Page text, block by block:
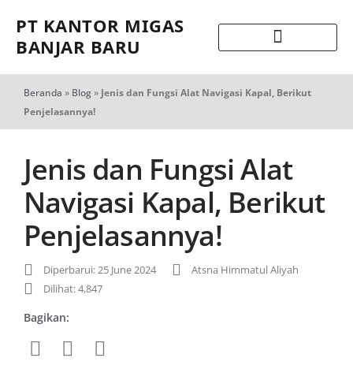
PT KANTOR MIGAS
BANJAR BARU
Beranda » Blog» Jenis dan Fungsi Alat Navigasi Kapal, Berikut
Penjelasannya!
Jenis dan Fungsi Alat
Navigasi Kapal, Berikut
Penjelasannya!
Diperbarui: 25 June 2024
Atsna Himmatul Aliyah
Dilihat: 4,847
Bagikan: